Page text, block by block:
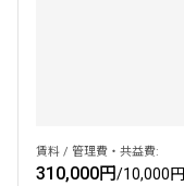
賃料 / 管理費・共益費:
310,000円/10,000円